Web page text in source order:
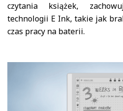
czytania książek,
technologii E Ink, takie jak
czas pracy na baterii.